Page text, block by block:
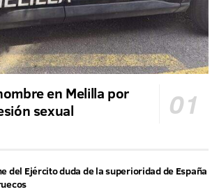
en Melilla por
sexual
del Ejército duda de la superioridad de España